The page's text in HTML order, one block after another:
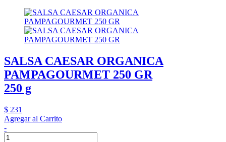
SALSA CAESAR ORGANICA
PAMPAGOURMET 250 GR
250 g
$ 231
Agregar al Carrito
-